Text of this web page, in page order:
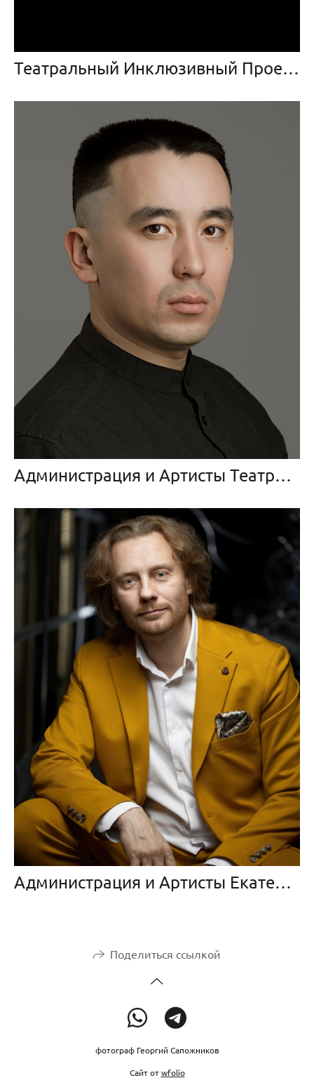
Театральный Инклюзивный Проект «За Живое»
Администрация и Артисты Театра Балета «Щелкунчик»
Администрация и Артисты Екатеринбургского Театра Кукол
Поделиться ссылкой
фотограф Георгий Сапожников
Сайт отwfolio